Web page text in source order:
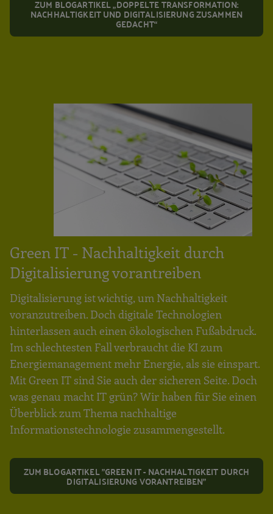
ZUM BLOGARTIKEL „DOPPELTE TRANSFORMATION:
NACHHALTIGKEIT UND DIGITALISIERUNG ZUSAMMEN
GEDACHT“
Green IT - Nachhaltigkeit durch
Digitalisierung vorantreiben
Digitalisierung ist wichtig, um Nachhaltigkeit
voranzutreiben. Doch digitale Technologien
hinterlassen auch einen ökologischen Fußabdruck.
Im schlechtesten Fall verbraucht die KI zum
Energiemanagement mehr Energie, als sie einspart.
Mit Green IT sind Sie auch der sicheren Seite. Doch
was genau macht IT grün? Wir haben für Sie einen
Überblick zum Thema nachhaltige
Informationstechnologie zusammengestellt.
ZUM BLOGARTIKEL "GREEN IT - NACHHALTIGKEIT DURCH
DIGITALISIERUNG VORANTREIBEN"